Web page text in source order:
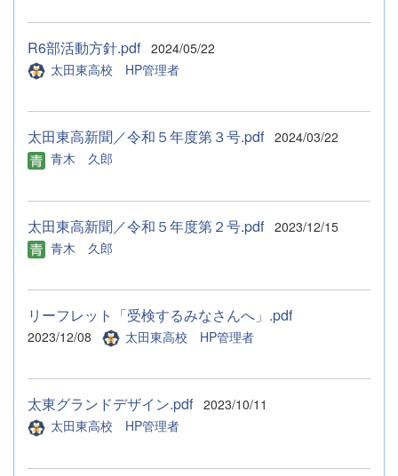
R6部活動方針.pdf 2024/05/22
太田東高校 HP管理者
太田東高新聞／令和５年度第３号.pdf 2024/03/22
青木 久郎
太田東高新聞／令和５年度第２号.pdf 2023/12/15
青木 久郎
リーフレット「受検するみなさんへ」.pdf
2023/12/08 太田東高校 HP管理者
太東グランドデザイン.pdf 2023/10/11
太田東高校 HP管理者